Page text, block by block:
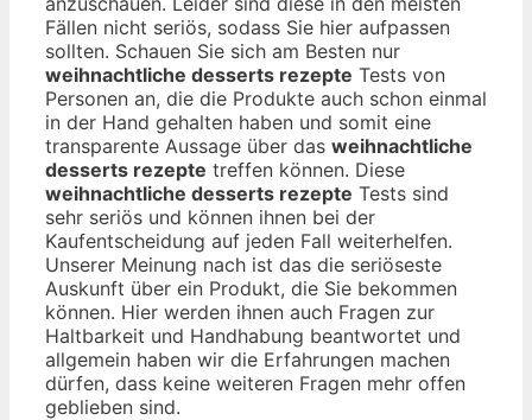
Fällen nicht seriös, sodass Sie hier aufpassen
sollten. Schauen Sie sich am Besten nur
weihnachtliche desserts rezepte Tests von
Personen an, die die Produkte auch schon einmal
in der Hand gehalten haben und somit eine
transparente Aussage über das weihnachtliche
desserts rezepte treffen können. Diese
weihnachtliche desserts rezepte Tests sind
sehr seriös und können ihnen bei der
Kaufentscheidung auf jeden Fall weiterhelfen.
Unserer Meinung nach ist das die seriöseste
Auskunft über ein Produkt, die Sie bekommen
können. Hier werden ihnen auch Fragen zur
Haltbarkeit und Handhabung beantwortet und
allgemein haben wir die Erfahrungen machen
dürfen, dass keine weiteren Fragen mehr offen
geblieben sind.